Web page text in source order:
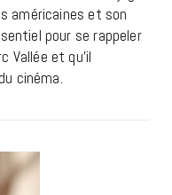
américaines et son
pour se rappeler
Vallée et qu’il
cinéma.